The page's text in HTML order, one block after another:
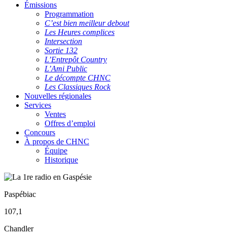
Émissions
Programmation
C’est bien meilleur debout
Les Heures complices
Intersection
Sortie 132
L’Entrepôt Country
L’Ami Public
Le décompte CHNC
Les Classiques Rock
Nouvelles régionales
Services
Ventes
Offres d’emploi
Concours
À propos de CHNC
Équipe
Historique
Paspébiac
107,1
Chandler